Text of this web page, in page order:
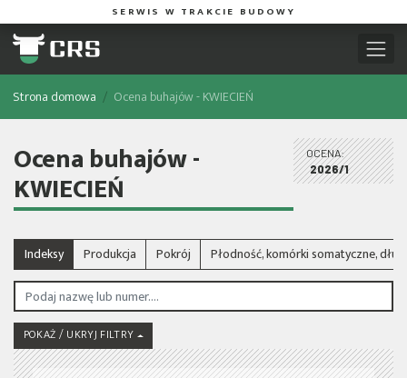
SERWIS W TRAKCIE BUDOWY
Strona domowa Ocena buhajów - KWIECIEŃ
Ocena buhajów -
KWIECIEŃ
OCENA:
2026/1
Indeksy Produkcja Pokrój Płodność, komórki somatyczne,
POKAŻ / UKRYJ FILTRY